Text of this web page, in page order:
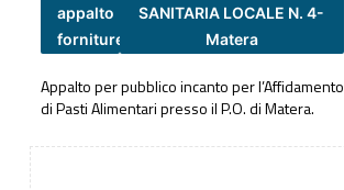
appalto
forniture
SANITARIA LOCALE N. 4-
Matera
Appalto per pubblico incanto per
di Pasti Alimentari presso il P.O. di Matera.